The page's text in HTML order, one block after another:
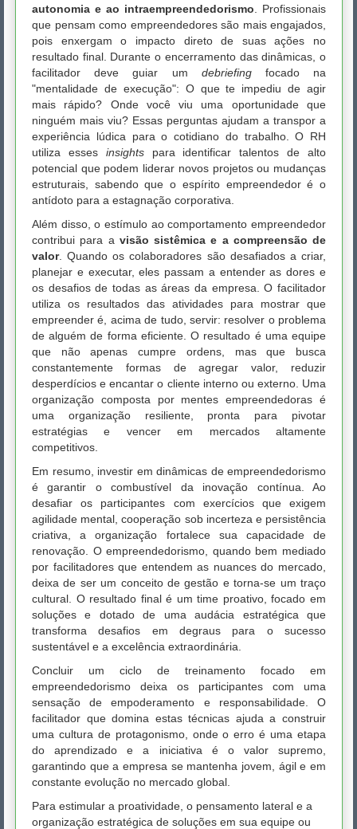
autonomia e ao intraempreendedorismo . Profissionais
que pensam como empreendedores são mais engajados,
pois enxergam o impacto direto de suas ações no
resultado final. Durante o encerramento das dinâmicas, o
facilitador deve guiar um debriefingfocado na
"mentalidade de execução": O que te impediu de agir
mais rápido? Onde você viu uma oportunidade que
ninguém mais viu? Essas perguntas ajudam a transpor a
experiência lúdica para o cotidiano do trabalho. O RH
utiliza esses insightspara identificar talentos de alto
potencial que podem liderar novos projetos ou mudanças
estruturais, sabendo que o espírito empreendedor é o
antídoto para a estagnação corporativa.
Além disso, o estímulo ao comportamento empreendedor
contribui para a visão sistêmica e a compreensão de
valor. Quando os colaboradores são desafiados a criar,
planejar e executar, eles passam a entender as dores e
os desafios de todas as áreas da empresa. O facilitador
utiliza os resultados das atividades para mostrar que
empreender é, acima de tudo, servir: resolver o problema
de alguém de forma eficiente. O resultado é uma equipe
que não apenas cumpre ordens, mas que busca
constantemente formas de agregar valor, reduzir
desperdícios e encantar o cliente interno ou externo. Uma
organização composta por mentes empreendedoras é
uma organização resiliente, pronta para pivotar
estratégias e vencer em mercados altamente
competitivos.
Em resumo, investir em dinâmicas de empreendedorismo
é garantir o combustível da inovação contínua. Ao
desafiar os participantes com exercícios que exigem
agilidade mental, cooperação sob incerteza e persistência
criativa, a organização fortalece sua capacidade de
renovação. O empreendedorismo, quando bem mediado
por facilitadores que entendem as nuances do mercado,
deixa de ser um conceito de gestão e torna-se um traço
cultural. O resultado final é um time proativo, focado em
soluções e dotado de uma audácia estratégica que
transforma desafios em degraus para o sucesso
sustentável e a excelência extraordinária.
Concluir um ciclo de treinamento focado em
empreendedorismo deixa os participantes com uma
sensação de empoderamento e responsabilidade. O
facilitador que domina estas técnicas ajuda a construir
uma cultura de protagonismo, onde o erro é uma etapa
do aprendizado e a iniciativa é o valor supremo,
garantindo que a empresa se mantenha jovem, ágil e em
constante evolução no mercado global.
Para estimular a proatividade, o pensamento lateral e a
organização estratégica de soluções em sua equipe ou